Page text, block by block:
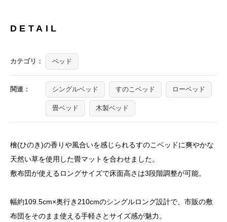
DETAIL
カテゴリ： ベッド
関連： シングルベッド すのこベッド ローベッド
畳ベッド 木製ベッド
檜(ひのき)の香りや風合いを感じられるすのこベッドに爽やかな
天然い草を使用した畳マットを合わせました。
敷布団が使えるロングサイズで床面高さは3段階調整が可能。
幅約109.5cm×奥行き210cmのシングルロング設計で、市販の敷
布団をそのまま使える手軽さとサイズ感が魅力。